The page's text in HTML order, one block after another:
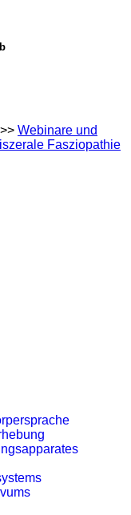
>> Webinare und
Fasziopathie